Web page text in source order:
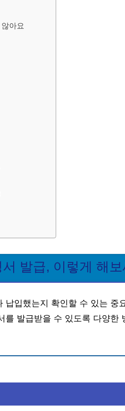
아요
발급, 이렇게 해보
납입했는지 확인할 수 있는 중
를 발급받을 수 있도록 다양한